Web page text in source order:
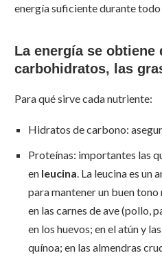
energía suficiente durante todo
La energía se obtiene
carbohidratos, las
Para qué sirve cada nutriente:
Hidratos de carbono:
Proteínas: importantes las
en leucina . La leucina es
para mantener un buen
en las carnes de ave (pollo,
en los huevos; en el atún y
quínoa; en las almendras